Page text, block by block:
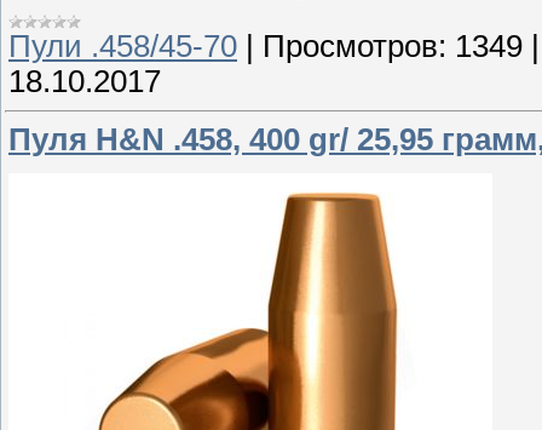
Пули .458/45-70 Просмотров: 1349
18.10.2017
Пуля H&N .458, 400 gr/ 25,95